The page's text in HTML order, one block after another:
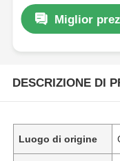
Miglior
DESCRIZIONE DI
Luogo di origine